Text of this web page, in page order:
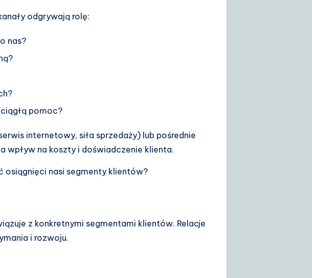
odgrywają rolę:
nas?
pomoc?
internetowy, siła sprzedaży) lub pośrednie
wpływ na koszty i doświadczenie klienta.
osiągnięci nasi segmenty klientów?
z konkretnymi segmentami klientów. Relacje
i rozwoju.